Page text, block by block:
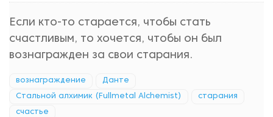
Если кто-то старается, чтобы стать
счастливым, то хочется, чтобы он был
вознагражден за свои старания.
вознаграждение Данте
Стальной алхимик (Fullmetal Alchemist) старания
счастье